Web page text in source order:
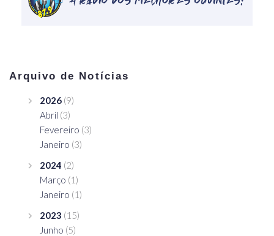
Arquivo de Notícias
2026 (9)
Abril (3)
Fevereiro (3)
Janeiro (3)
2024 (2)
Março (1)
Janeiro (1)
2023 (15)
Junho (5)